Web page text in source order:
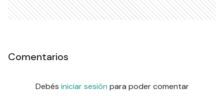
Comentarios
Debés iniciar sesión para poder comentar